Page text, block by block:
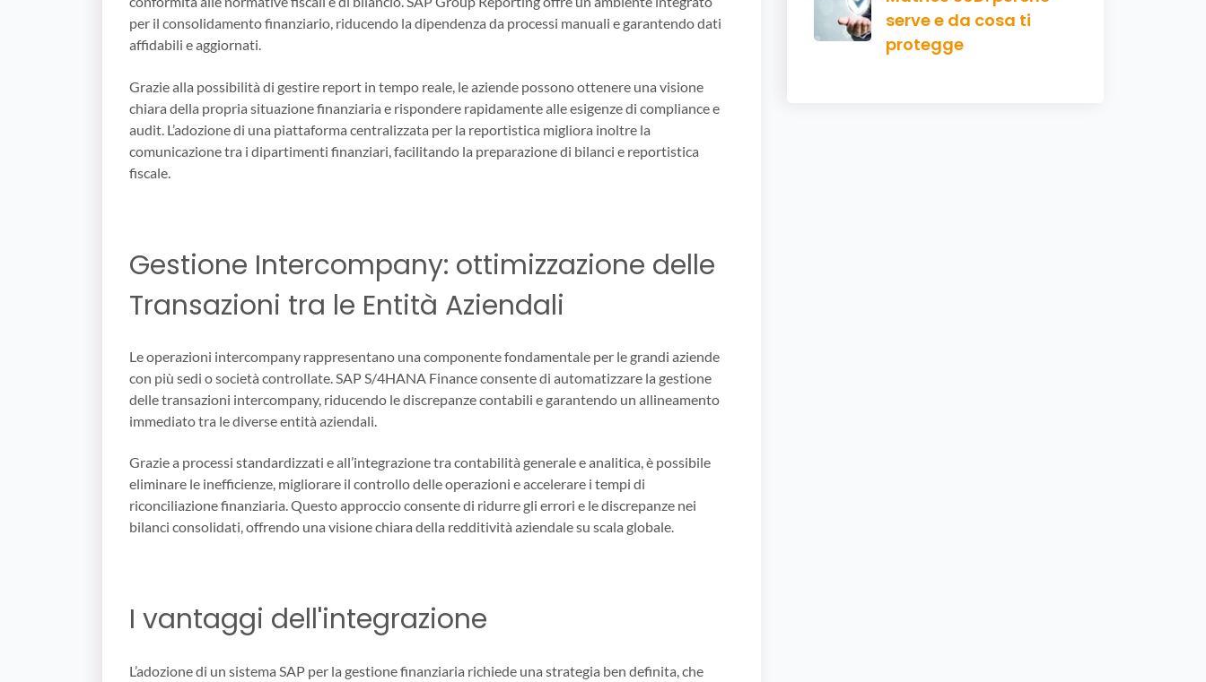
per il consolidamento finanziario, riducendo la dipendenza da processi manuali e garantendo dati
affidabili e aggiornati.
Grazie alla possibilità di gestire report in tempo reale, le aziende possono ottenere una visione
chiara della propria situazione finanziaria e rispondere rapidamente alle esigenze di compliance e
audit. L’adozione di una piattaforma centralizzata per la reportistica migliora inoltre la
comunicazione tra i dipartimenti finanziari, facilitando la preparazione di bilanci e reportistica
fiscale.
Gestione Intercompany: ottimizzazione delle
Transazioni tra le Entità Aziendali
Le operazioni intercompany rappresentano una componente fondamentale per le grandi aziende
con più sedi o società controllate. SAP S/4HANA Finance consente di automatizzare la gestione
delle transazioni intercompany, riducendo le discrepanze contabili e garantendo un allineamento
immediato tra le diverse entità aziendali.
Grazie a processi standardizzati e all’integrazione tra contabilità generale e analitica, è possibile
eliminare le inefficienze, migliorare il controllo delle operazioni e accelerare i tempi di
riconciliazione finanziaria. Questo approccio consente di ridurre gli errori e le discrepanze nei
bilanci consolidati, offrendo una visione chiara della redditività aziendale su scala globale.
I vantaggi dell'integrazione
L’adozione di un sistema SAP per la gestione finanziaria richiede una strategia ben definita, che
serve e da cosa ti
protegge